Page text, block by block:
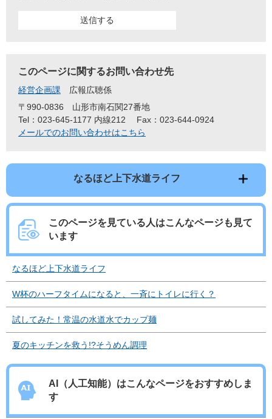
このページに関するお問い合わせ先
経営企画課
広報広聴係
〒990-0836
山形市南石関27番地
Tel：023-645-1177 内線212
Fax：023-644-0924
メールでのお問い合わせはこちら
なるほど上下水道ライフ
このページを見ている人はこんなページも見て
います
なるほど上下水道ライフ
W杯のハーフタイムになると、一斉にトイレに行く？
試してみた！常温の水道水でカップ麺
夏のキッチンを救う!?そうめん調理
AI（人工知能）はこんなページをおすすめしま
す